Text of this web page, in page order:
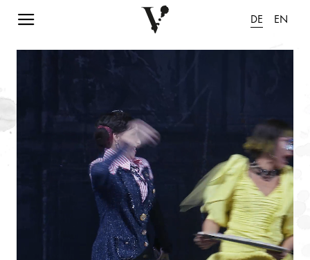
Navigation einblenden DE EN
Animation pausieren